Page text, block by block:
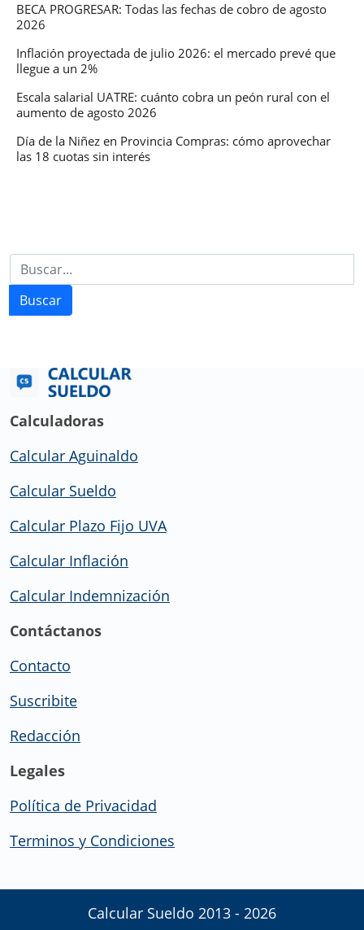
BECA PROGRESAR: Todas las fechas de cobro de agosto
2026
Inflación proyectada de julio 2026: el mercado prevé que
llegue a un 2%
Escala salarial UATRE: cuánto cobra un peón rural con el
aumento de agosto 2026
Día de la Niñez en Provincia Compras: cómo aprovechar
las 18 cuotas sin interés
Buscar
Calculadoras
Calcular Aguinaldo
Calcular Sueldo
Calcular Plazo Fijo UVA
Calcular Inflación
Calcular Indemnización
Contáctanos
Contacto
Suscribite
Redacción
Legales
Política de Privacidad
Terminos y Condiciones
Calcular Sueldo 2013 - 2026